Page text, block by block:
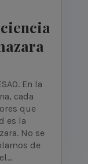
En la
cada
que
es la
No se
de